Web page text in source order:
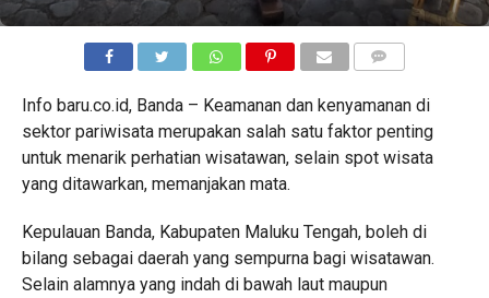
Info baru.co.id, Banda – Keamanan dan kenyamanan di
sektor pariwisata merupakan salah satu faktor penting
untuk menarik perhatian wisatawan, selain spot wisata
yang ditawarkan, memanjakan mata.
Kepulauan Banda, Kabupaten Maluku Tengah, boleh di
bilang sebagai daerah yang sempurna bagi wisatawan.
Selain alamnya yang indah di bawah laut maupun